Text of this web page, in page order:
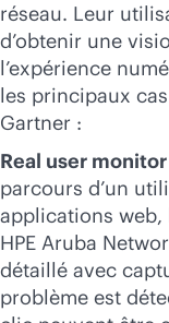
réseau. Leur
d’obtenir une
l’expérience
les principaux
Gartner :
Real user monitor
parcours d’un
applications web,
HPE Aruba
détaillé avec
problème est